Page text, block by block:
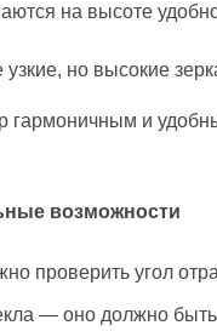
на высоте
но высокие
гармоничным и
возможности
проверить угол
— оно должно